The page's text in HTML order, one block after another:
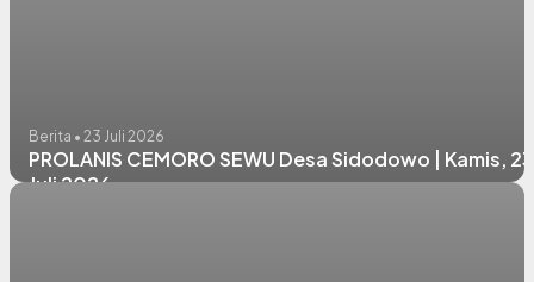
Berita • 23 Juli 2026
PROLANIS CEMORO SEWU Desa Sidodowo | Kamis, 23
Juli 2026